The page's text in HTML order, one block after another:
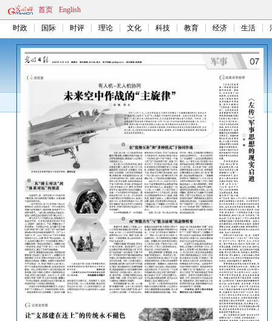
首页 English
时政 国际 时评 理论 文化 科技 教育 经济 生活